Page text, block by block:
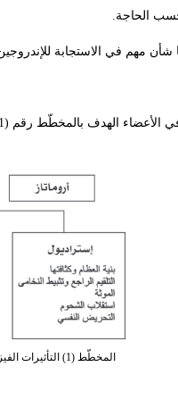
الحاجة.
شأن مهم في الاستجابة
الأعضاء الهدف بالمخطّط رقم (1).
المخطّط (1) التأثيرات الفيزيولوجية للإندروجين ومستَقلَباته في الأعضاء الهدف.